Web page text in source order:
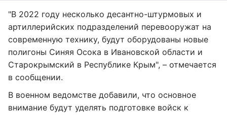
"В 2022 году несколько десантно-штурмовых и
артиллерийских подразделений перевооружат на
современную технику, будут оборудованы новые
полигоны Синяя Осока в Ивановской области и
Старокрымский в Республике Крым", – отмечается
в сообщении.
В военном ведомстве добавили, что основное
внимание будут уделять подготовке войск к